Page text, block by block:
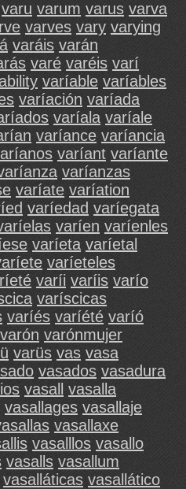
varu varum varus varva
varves vary varying
varáis varán
varé varéis varí
varíable varíables
varíación varíada
varíala varíale
varíance varíancia
varíant varíante
varíanzas
varíate varíation
varíedad varíegata
varíen varíenles
varíeta varíetal
varíeteles
varíi varíis varío
varíscicas
varíés varíété varíó
varón varónmujer
varüs vas vasa
vasados vasadura
vasall
vasalla
vasallages vasallaje
vasallaxe
vasalllos vasallo
vasalls vasallum
vasalláticas vasallático